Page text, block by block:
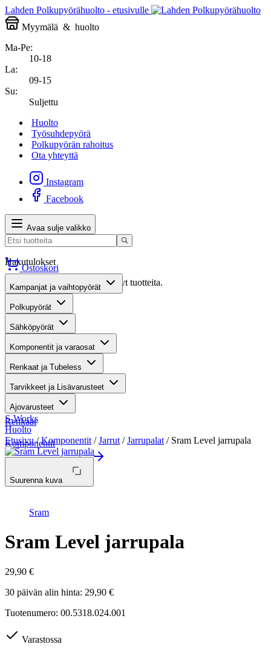
Lahden Polkupyörähuolto - etusivulle
Myymälä & huolto
Ma-Pe:
10-18
La:
09-15
Su:
Suljettu
Huolto
Työsuhdepyörä
Polkupyörän rahoitus
Ota yhteyttä
Instagram
Facebook
Avaa sulje valikko
Hakutulokset
Valitettavasti haullasi ei löytynyt tuotteita.
Suositut osastot
Gravel-pyörät
Maastosähköpyörät
Kaupunkisähköpyörät
Renkaat
Komponentit
Katso koko valikoima
Ostoskori
Kampanjat ja vaihtopyörät
Polkupyörät
Sähköpyörät
Komponentit ja varaosat
Renkaat ja Tubeless
Tarvikkeet ja Lisävarusteet
Ajovarusteet
S-Works
Huolto
Etusivu/Komponentit /Jarrut /Jarrupalat / Sram Level jarrupala
Suurenna kuva
Sram
Sram Level jarrupala
29,90 €
30 päivän alin hinta: 29,90 €
Tuotenumero: 00.5318.024.001
Varastossa